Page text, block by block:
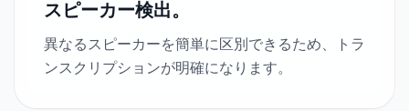
スピーカー検出。
異なるスピーカーを簡単に区別できるため、トラ
ンスクリプションが明確になります。